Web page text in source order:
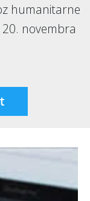
humanitarne
novembra